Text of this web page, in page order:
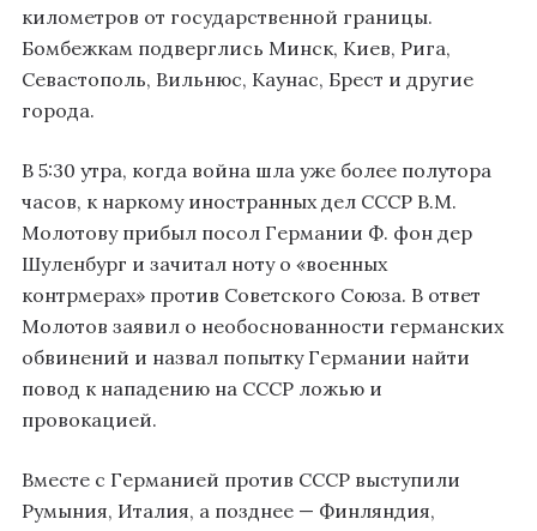
километров от государственной границы.
Бомбежкам подверглись Минск, Киев, Рига,
Севастополь, Вильнюс, Каунас, Брест и другие
города.
В 5:30 утра, когда война шла уже более полутора
часов, к наркому иностранных дел СССР В.М.
Молотову прибыл посол Германии Ф. фон дер
Шуленбург и зачитал ноту о «военных
контрмерах» против Советского Союза. В ответ
Молотов заявил о необоснованности германских
обвинений и назвал попытку Германии найти
повод к нападению на СССР ложью и
провокацией.
Вместе с Германией против СССР выступили
Румыния, Италия, а позднее — Финляндия,